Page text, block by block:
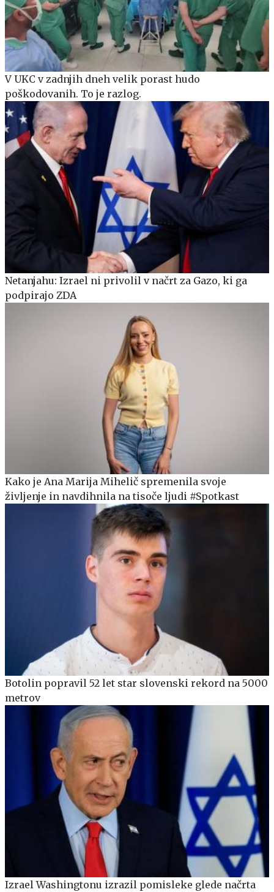
V UKC v zadnjih dneh velik porast hudo
poškodovanih. To je razlog.
Netanjahu: Izrael ni privolil v načrt za Gazo, ki ga
podpirajo ZDA
Kako je Ana Marija Mihelič spremenila svoje
življenje in navdihnila na tisoče ljudi #Spotkast
Botolin popravil 52 let star slovenski rekord na 5000
metrov
Izrael Washingtonu izrazil pomisleke glede načrta